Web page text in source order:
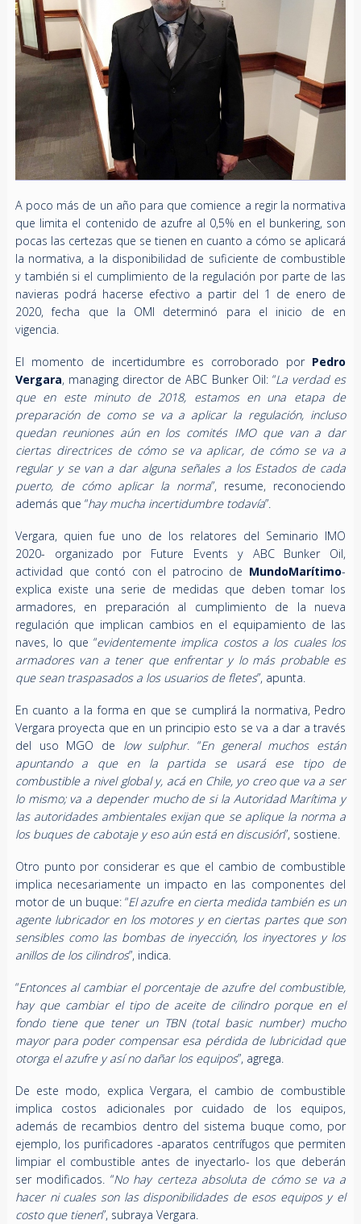
A poco más de un año para que comience a regir la normativa
que limita el contenido de azufre al 0,5% en el bunkering, son
pocas las certezas que se tienen en cuanto a cómo se aplicará
la normativa, a la disponibilidad de suficiente de combustible
y también si el cumplimiento de la regulación por parte de las
navieras podrá hacerse efectivo a partir del 1 de enero de
2020, fecha que la OMI determinó para el inicio de en
vigencia.
El momento de incertidumbre es corroborado por Pedro
Vergara, managing director de ABC Bunker Oil: “La verdad es
que en este minuto de 2018, estamos en una etapa de
preparación de como se va a aplicar la regulación, incluso
quedan reuniones aún en los comités IMO que van a dar
ciertas directrices de cómo se va aplicar, de cómo se va a
regular y se van a dar alguna señales a los Estados de cada
puerto, de cómo aplicar la norma”, resume, reconociendo
además que “hay mucha incertidumbre todavía”.
Vergara, quien fue uno de los relatores del Seminario IMO
2020- organizado por Future Events y ABC Bunker Oil,
actividad que contó con el patrocino de MundoMarítimo-
explica existe una serie de medidas que deben tomar los
armadores, en preparación al cumplimiento de la nueva
regulación que implican cambios en el equipamiento de las
naves, lo que “evidentemente implica costos a los cuales los
armadores van a tener que enfrentar y lo más probable es
que sean traspasados a los usuarios de fletes”, apunta.
En cuanto a la forma en que se cumplirá la normativa, Pedro
Vergara proyecta que en un principio esto se va a dar a través
del uso MGO de low sulphur. “En general muchos están
apuntando a que en la partida se usará ese tipo de
combustible a nivel global y, acá en Chile, yo creo que va a ser
lo mismo; va a depender mucho de si la Autoridad Marítima y
las autoridades ambientales exijan que se aplique la norma a
los buques de cabotaje y eso aún está en discusión”, sostiene.
Otro punto por considerar es que el cambio de combustible
implica necesariamente un impacto en las componentes del
motor de un buque: “El azufre en cierta medida también es un
agente lubricador en los motores y en ciertas partes que son
sensibles como las bombas de inyección, los inyectores y los
anillos de los cilindros”, indica.
“Entonces al cambiar el porcentaje de azufre del combustible,
hay que cambiar el tipo de aceite de cilindro porque en el
fondo tiene que tener un TBN (total basic number) mucho
mayor para poder compensar esa pérdida de lubricidad que
otorga el azufre y así no dañar los equipos”, agrega.
De este modo, explica Vergara, el cambio de combustible
implica costos adicionales por cuidado de los equipos,
además de recambios dentro del sistema buque como, por
ejemplo, los purificadores -aparatos centrífugos que permiten
limpiar el combustible antes de inyectarlo- los que deberán
ser modificados. “No hay certeza absoluta de cómo se va a
hacer ni cuales son las disponibilidades de esos equipos y el
costo que tienen”, subraya Vergara.